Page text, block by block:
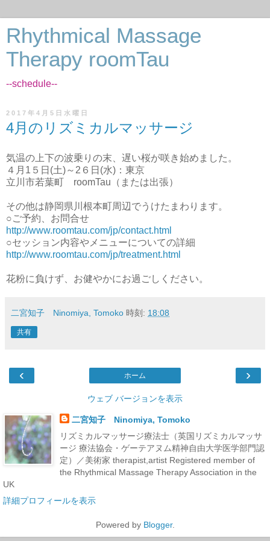
Rhythmical Massage
Therapy roomTau
--schedule--
2017年4月5日水曜日
4月のリズミカルマッサージ
気温の上下の波乗りの末、遅い桜が咲き始めました。
４月1５日(土)～2６日(水)：東京
立川市若葉町 roomTau（または出張）
その他は静岡県川根本町周辺でうけたまわります。
○ご予約、お問合せ
http://www.roomtau.com/jp/contact.html
○セッション内容やメニューについての詳細
http://www.roomtau.com/jp/treatment.html
花粉に負けず、お健やかにお過ごしください。
二宮知子 Ninomiya, Tomoko 時刻: 18:08
共有
‹ ›
ホーム
ウェブ バージョンを表示
二宮知子 Ninomiya, Tomoko
リズミカルマッサージ療法士（英国リズミカルマッサ
ージ 療法協会・ゲーテアヌム精神自由大学医学部門認
定）／美術家 therapist,artist Registered member of
the Rhythmical Massage Therapy Association in the
UK
詳細プロフィールを表示
Powered by Blogger.